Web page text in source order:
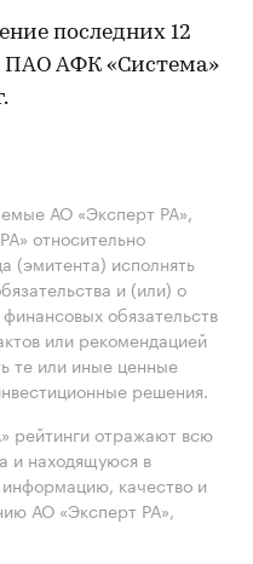
последних 12
ПАО АФК «Система»
АО «Эксперт РА»,
относительно
(эмитента) исполнять
и (или) о
обязательств
или рекомендацией
те или иные ценные
решения.
рейтинги отражают всю
и находящуюся в
качество и
АО «Эксперт РА»,